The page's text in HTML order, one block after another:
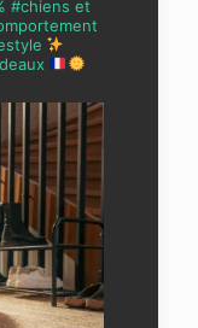
#chiens et